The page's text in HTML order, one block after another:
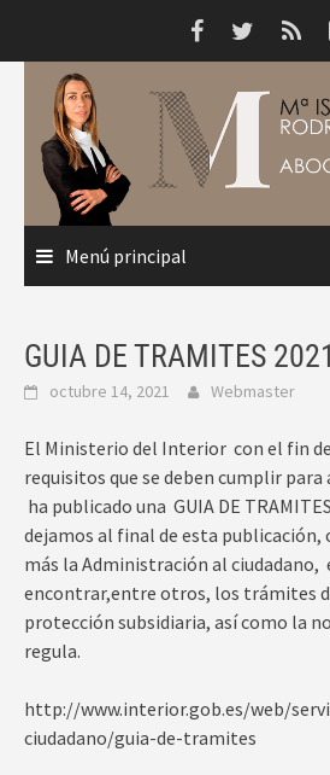
contenido
Menú principal
GUIA DE TRAMITES 2021
octubre 14, 2021 Webmaster
El Ministerio del Interior con el fin
requisitos que se deben cumplir para
ha publicado una GUIA DE
dejamos al final de esta publicación,
más la Administración al ciudadano,
encontrar,entre otros, los trámites
protección subsidiaria, así como la
regula.
http://www.interior.gob.es/web/
ciudadano/guia-de-tramites